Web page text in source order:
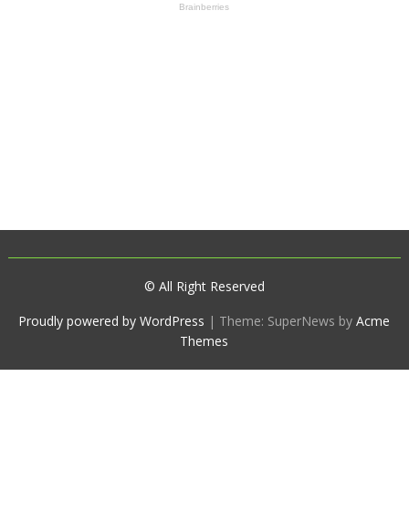
© All Right Reserved
Proudly powered by WordPress | Theme: SuperNews byAcme
Themes